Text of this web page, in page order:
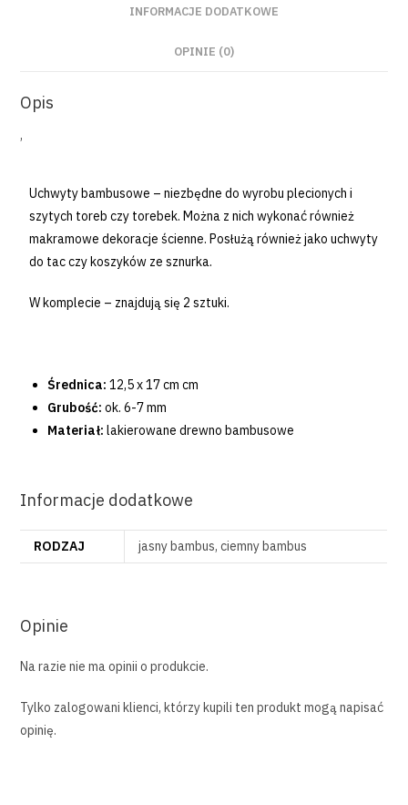
INFORMACJE DODATKOWE
OPINIE (0)
Opis
’
Uchwyty bambusowe – niezbędne do wyrobu plecionych i
szytych toreb czy torebek. Można z nich wykonać również
makramowe dekoracje ścienne. Posłużą również jako uchwyty
do tac czy koszyków ze sznurka.
W komplecie – znajdują się 2 sztuki.
Średnica: 12,5 x 17 cm cm
Grubość: ok. 6-7 mm
Materiał: lakierowane drewno bambusowe
Informacje dodatkowe
RODZAJ jasny bambus, ciemny bambus
Opinie
Na razie nie ma opinii o produkcie.
Tylko zalogowani klienci, którzy kupili ten produkt mogą napisać
opinię.